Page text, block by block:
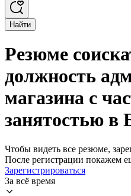
Найти
Резюме
должность
магазина с
занятостью в
Чтобы видеть все резюме,
После регистрации покажем
Зарегистрироваться
За всё время